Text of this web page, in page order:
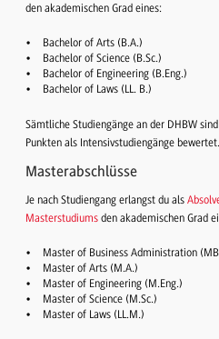
den akademischen Grad eines:
Bachelor of Arts (B.A.)
Bachelor of Science (B.Sc.)
Bachelor of Engineering (B.Eng.)
Bachelor of Laws (LL. B.)
Sämtliche Studiengänge an der DHBW
Punkten als Intensivstudiengänge bewertet.
Masterabschlüsse
Je nach Studiengang erlangst du als
Masterstudiums den akademischen Grad
Master of Business Administration
Master of Arts (M.A.)
Master of Engineering (M.Eng.)
Master of Science (M.Sc.)
Master of Laws (LL.M.)